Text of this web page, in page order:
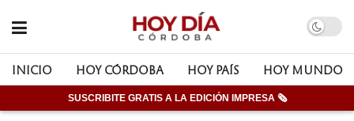
INICIO HOY CÓRDOBA HOY PAÍS HOY MUNDO
SUSCRIBITE GRATIS A LA EDICIÓN IMPRESA 🗞